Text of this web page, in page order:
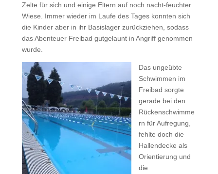
Zelte für sich und einige Eltern auf noch nacht-feuchter
Wiese. Immer wieder im Laufe des Tages konnten sich
die Kinder aber in ihr Basislager zurückziehen, sodass
das Abenteuer Freibad gutgelaunt in Angriff genommen
wurde.
Das ungeübte
Schwimmen im
Freibad sorgte
gerade bei den
Rückenschwimme
rn für Aufregung,
fehlte doch die
Hallendecke als
Orientierung und
die